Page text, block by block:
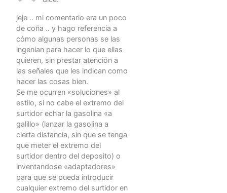
jeje .. mi comentario era un poco
de coña .. y hago referencia a
cómo algunas personas se las
ingenian para hacer lo que ellas
quieren, sin prestar atención a
las señales que les indican como
hacer las cosas bien.
Se me ocurren «soluciones» al
estilo, si no cabe el extremo del
surtidor echar la gasolina «a
galillo» (lanzar la gasolina a
cierta distancia, sin que se tenga
que meter el extremo del
surtidor dentro del deposito) o
inventandose «adaptadores»
para que se pueda introducir
cualquier extremo del surtidor en